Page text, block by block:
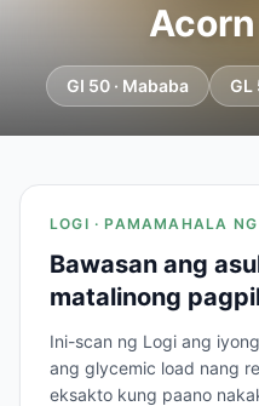
GI 50 · Mababa GL
LOGI · PAMAMAHALA
Bawasan ang
matalinong
Ini-scan ng Logi ang
ang glycemic load nang
eksakto kung paano